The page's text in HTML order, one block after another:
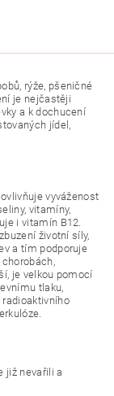
rýže, pšeničné
je nejčastěji
a k dochucení
jídel,
vyváženost
vitamíny,
i vitamín B12.
životní síly,
a tím podporuje
je velkou pomocí
tlaku,
radioaktivního
již nevařili a